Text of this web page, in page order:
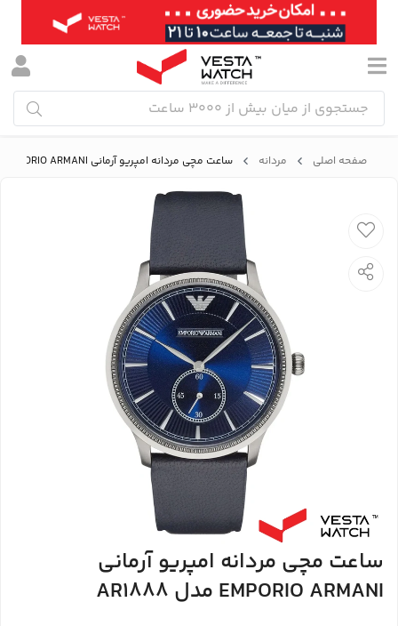
صفحه اصلی مردانه ساعت مچی مردانه امپریو آرمانی EMPORIO ARMANI مدل AR1888
ساعت مچی مردانه امپریو آرمانی
EMPORIO ARMANI مدل AR1888